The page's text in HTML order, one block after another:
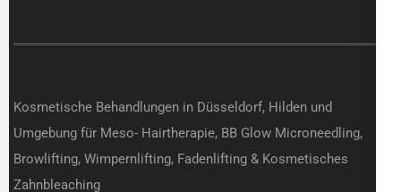
Kosmetische Behandlungen in Düsseldorf, Hilden und
Umgebung für Meso- Hairtherapie, BB Glow Microneedling,
Browlifting, Wimpernlifting, Fadenlifting & Kosmetisches
Zahnbleaching